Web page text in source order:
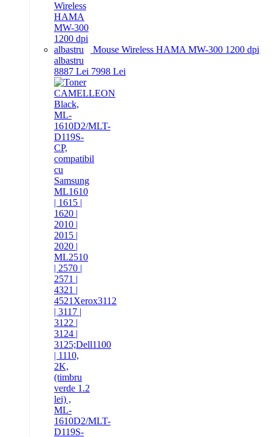
Mouse Wireless HAMA MW-300 1200 dpi
albastru
8887 Lei 7998 Lei